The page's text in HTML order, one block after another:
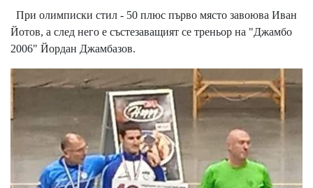
При олимписки стил - 50 плюс първо място завоюва Иван
Йотов, а след него е състезаващият се треньор на "Джамбо
2006" Йордан Джамбазов.